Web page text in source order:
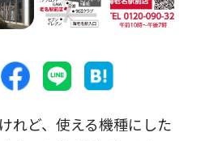
れど、使える機種にした